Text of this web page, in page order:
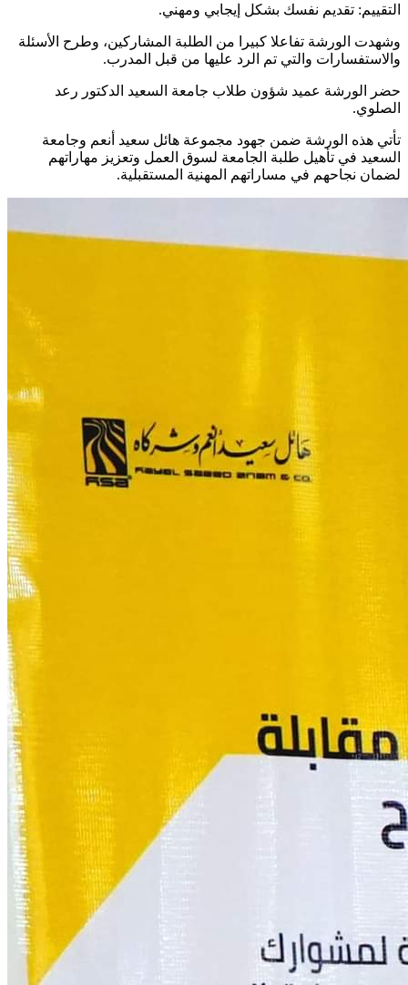
التقييم: تقديم نفسك بشكل إيجابي ومهني.
وشهدت الورشة تفاعلا كبيرا من الطلبة المشاركين، وطرح الأسئلة
والاستفسارات والتي تم الرد عليها من قبل المدرب.
حضر الورشة عميد شؤون طلاب جامعة السعيد الدكتور رعد
الصلوي.
تأتي هذه الورشة ضمن جهود مجموعة هائل سعيد أنعم وجامعة
السعيد في تأهيل طلبة الجامعة لسوق العمل وتعزيز مهاراتهم
لضمان نجاحهم في مساراتهم المهنية المستقبلية.